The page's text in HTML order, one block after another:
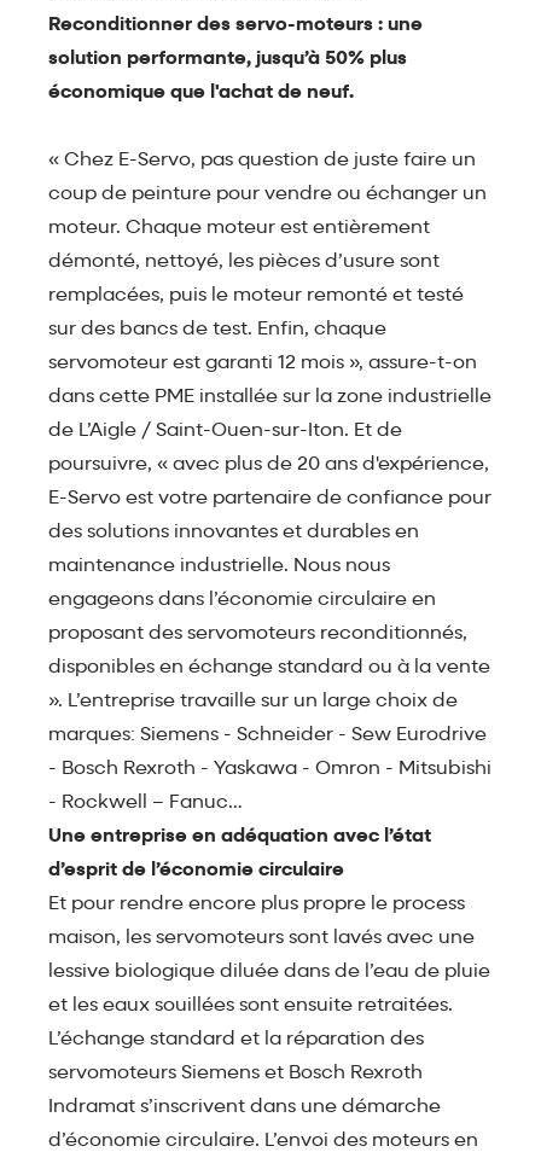
Reconditionner des servo-moteurs : une
solution performante, jusqu’à 50% plus
économique que l'achat de neuf.
« Chez E-Servo, pas question de juste faire un
coup de peinture pour vendre ou échanger un
moteur. Chaque moteur est entièrement
démonté, nettoyé, les pièces d’usure sont
remplacées, puis le moteur remonté et testé
sur des bancs de test. Enfin, chaque
servomoteur est garanti 12 mois », assure-t-on
dans cette PME installée sur la zone industrielle
de L’Aigle / Saint-Ouen-sur-Iton. Et de
poursuivre, « avec plus de 20 ans d'expérience,
E-Servo est votre partenaire de confiance pour
des solutions innovantes et durables en
maintenance industrielle. Nous nous
engageons dans l’économie circulaire en
proposant des servomoteurs reconditionnés,
disponibles en échange standard ou à la vente
». L’entreprise travaille sur un large choix de
marques: Siemens - Schneider - Sew Eurodrive
- Bosch Rexroth - Yaskawa - Omron - Mitsubishi
- Rockwell – Fanuc…
Une entreprise en adéquation avec l’état
d’esprit de l’économie circulaire
Et pour rendre encore plus propre le process
maison, les servomoteurs sont lavés avec une
lessive biologique diluée dans de l’eau de pluie
et les eaux souillées sont ensuite retraitées.
L’échange standard et la réparation des
servomoteurs Siemens et Bosch Rexroth
Indramat s’inscrivent dans une démarche
d’économie circulaire. L’envoi des moteurs en